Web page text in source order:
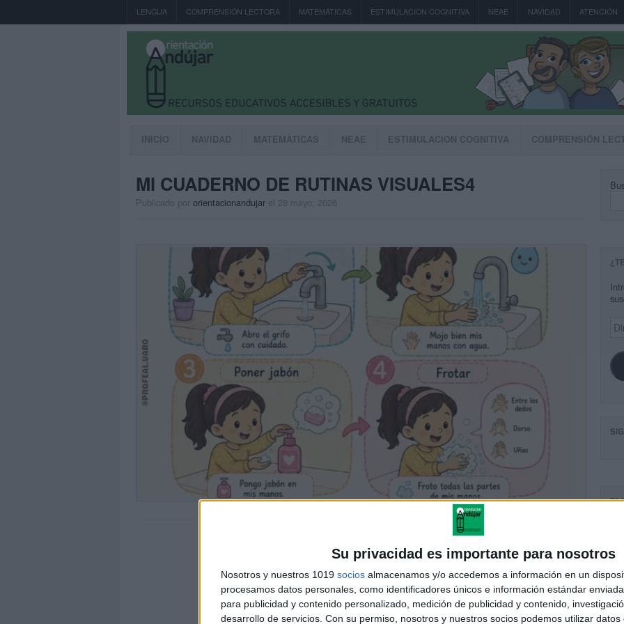
Su privacidad es importante para nosotros
Nosotros y nuestros 1019 socios almacenamos y/o accedemos a información en un
procesamos datos personales, como identificadores únicos e información estándar
para publicidad y contenido personalizado, medición de publicidad y contenido,
desarrollo de servicios. Con su permiso, nosotros y nuestros socios podemos utilizar datos
LENGUA COMPRENSIÓN LECTORA MATEMÁTICAS ESTIMULACION COGNITIVA NEAE NAVIDAD ATENCIÓN
INICIO NAVIDAD MATEMÁTICAS NEAE ESTIMULACION COGNITIVA COMPRENSIÓN
MI CUADERNO DE RUTINAS VISUALES4
Publicado por orientacionandujar el 28 mayo, 2026
de